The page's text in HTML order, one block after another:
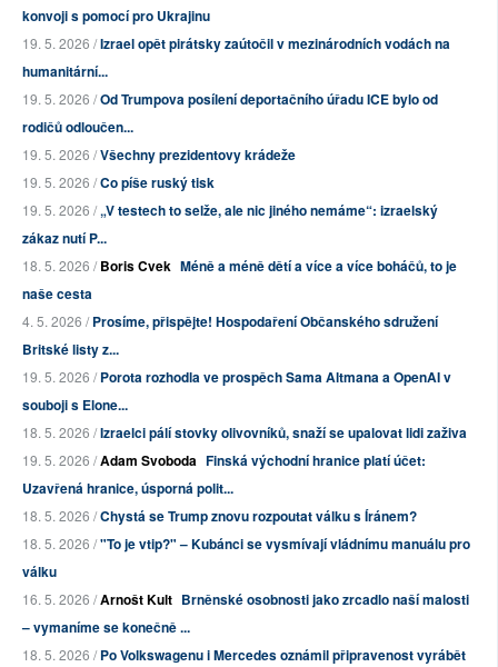
konvoji s pomocí pro Ukrajinu
19. 5. 2026 /Izrael opět pirátsky zaútočil v mezinárodních vodách na
humanitární...
19. 5. 2026 /Od Trumpova posílení deportačního úřadu ICE bylo od
rodičů odloučen...
19. 5. 2026 /Všechny prezidentovy krádeže
19. 5. 2026 /Co píše ruský tisk
19. 5. 2026 /„V testech to selže, ale nic jiného nemáme“: izraelský
zákaz nutí P...
18. 5. 2026 /Boris Cvek Méně a méně dětí a více a více boháčů, to je
naše cesta
4. 5. 2026 /Prosíme, přispějte! Hospodaření Občanského sdružení
Britské listy z...
19. 5. 2026 /Porota rozhodla ve prospěch Sama Altmana a OpenAI v
souboji s Elone...
18. 5. 2026 /Izraelci pálí stovky olivovníků, snaží se upalovat lidi zaživa
19. 5. 2026 /Adam Svoboda Finská východní hranice platí účet:
Uzavřená hranice, úsporná polit...
18. 5. 2026 /Chystá se Trump znovu rozpoutat válku s Íránem?
18. 5. 2026 /"To je vtip?" – Kubánci se vysmívají vládnímu manuálu pro
válku
16. 5. 2026 /Arnošt Kult Brněnské osobnosti jako zrcadlo naší malosti
– vymaníme se konečně ...
18. 5. 2026 /Po Volkswagenu i Mercedes oznámil připravenost vyrábět